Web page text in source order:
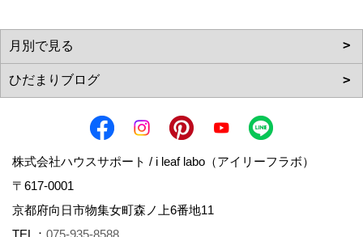
株式会社ハウスサポート / i leaf labo（アイリーフラボ）
〒617-0001
京都府向日市物集女町森ノ上6番地11